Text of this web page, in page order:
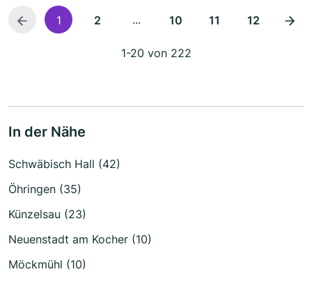
1 2 ... 10 11 12
1-20 von 222
In der Nähe
Schwäbisch Hall (42)
Öhringen (35)
Künzelsau (23)
Neuenstadt am Kocher (10)
Möckmühl (10)